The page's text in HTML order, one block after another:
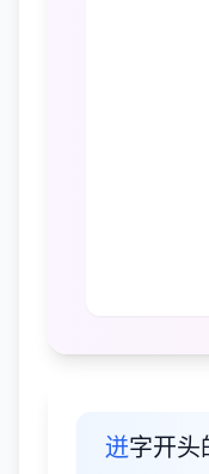
迸字开头